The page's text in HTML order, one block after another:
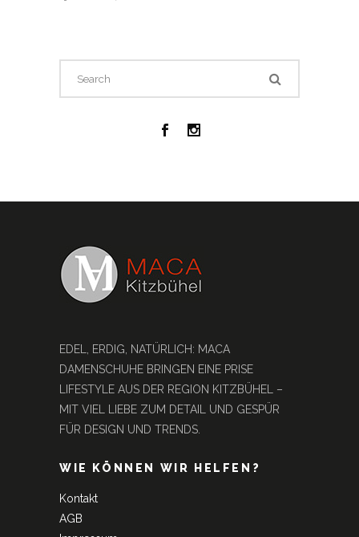
EDEL, ERDIG, NATÜRLICH: MACA
DAMENSCHUHE BRINGEN EINE PRISE
LIFESTYLE AUS DER REGION KITZBÜHEL –
MIT VIEL LIEBE ZUM DETAIL UND GESPÜR
FÜR DESIGN UND TRENDS.
WIE KÖNNEN WIR HELFEN?
Kontakt
AGB